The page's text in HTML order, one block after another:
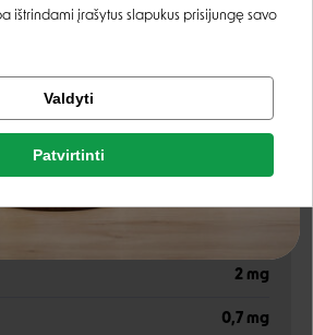
Rašyti atsiliepimą
82%
2 mg
0,7 mg
Rašyti atsiliepimą
Facebook
prisijungti prie paskyros?
ištrindami įrašytus slapukus prisijungę savo
Valdyti
Patvirtinti